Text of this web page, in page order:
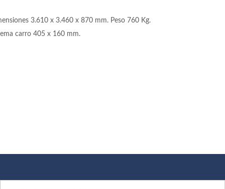
3.610 x 3.460 x 870 mm. Peso 760 Kg.
carro 405 x 160 mm.